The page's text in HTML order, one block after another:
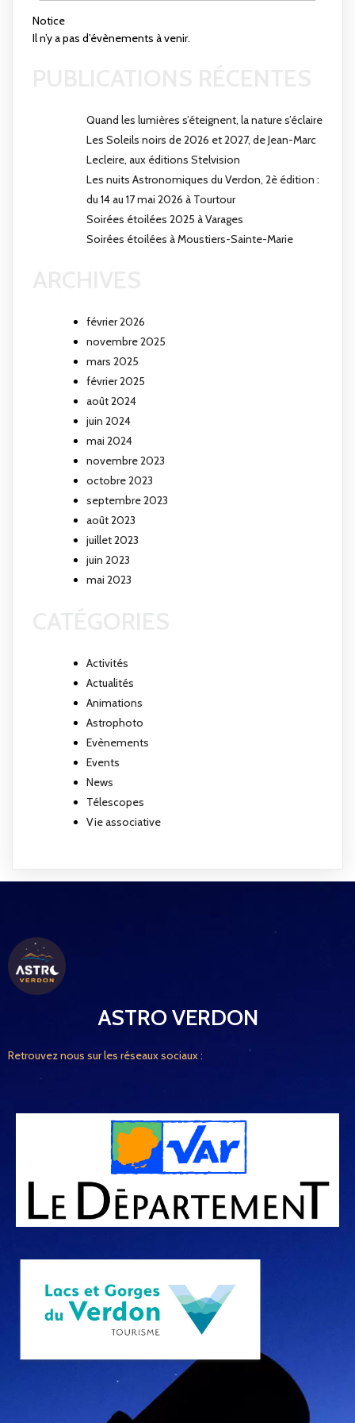
Notice
Il n’y a pas d’évènements à venir.
Quand les lumières s’éteignent, la nature s’éclaire
Les Soleils noirs de 2026 et 2027, de Jean-Marc
Lecleire, aux éditions Stelvision
Les nuits Astronomiques du Verdon, 2è édition :
du 14 au 17 mai 2026 à Tourtour
Soirées étoilées 2025 à Varages
Soirées étoilées à Moustiers-Sainte-Marie
février 2026
novembre 2025
mars 2025
février 2025
août 2024
juin 2024
mai 2024
novembre 2023
octobre 2023
septembre 2023
août 2023
juillet 2023
juin 2023
mai 2023
Activités
Actualités
Animations
Astrophoto
Evènements
Events
News
Télescopes
Vie associative
ASTRO VERDON
Retrouvez nous sur les réseaux sociaux :